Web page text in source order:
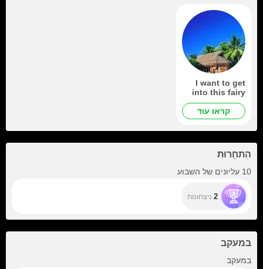
I want to get
into this fairy
tale *_*
קראו עוד
הִתחָרוּת
10 עליונים של השבוע
2 ניצחונות
במעקב
במעקב